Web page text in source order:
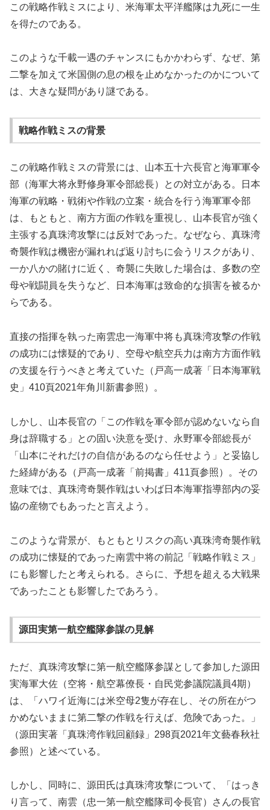
この戦略作戦ミスにより、米海軍太平洋艦隊は九死に一生
を得たのである。
このような千載一遇のチャンスにもかかわらず、なぜ、第
二撃を加えて米国側の息の根を止めなかったのかについて
は、大きな疑問があり謎である。
戦略作戦ミスの背景
この戦略作戦ミスの背景には、山本五十六長官と海軍軍令
部（海軍大将永野修身軍令部総長）との対立がある。日本
海軍の戦略・戦術や作戦の立案・統合を行う海軍軍令部
は、もともと、南方方面の作戦を重視し、山本長官が強く
主張する真珠湾攻撃には反対であった。なぜなら、真珠湾
奇襲作戦は機密が漏れれば返り討ちに会うリスクがあり、
一か八かの賭けに近く、奇襲に失敗した場合は、多数の空
母や戦闘員を失うなど、日本海軍は致命的な損害を被るか
らである。
直接の指揮を執った南雲忠一海軍中将も真珠湾攻撃の作戦
の成功には懐疑的であり、空母や航空兵力は南方方面作戦
の支援を行うべきと考えていた（戸高一成著「日本海軍戦
史」410頁2021年角川新書参照）。
しかし、山本長官の「この作戦を軍令部が認めないなら自
身は辞職する」との固い決意を受け、永野軍令部総長が
「山本にそれだけの自信があるのなら任せよう」と妥協し
た経緯がある（戸高一成著「前掲書」411頁参照）。その
意味では、真珠湾奇襲作戦はいわば日本海軍指導部内の妥
協の産物でもあったと言えよう。
このような背景が、もともとリスクの高い真珠湾奇襲作戦
の成功に懐疑的であった南雲中将の前記「戦略作戦ミス」
にも影響したと考えられる。さらに、予想を超える大戦果
であったことも影響したであろう。
源田実第一航空艦隊参謀の見解
ただ、真珠湾攻撃に第一航空艦隊参謀として参加した源田
実海軍大佐（空将・航空幕僚長・自民党参議院議員4期）
は、「ハワイ近海には米空母2隻が存在し、その所在がつ
かめないままに第二撃の作戦を行えば、危険であった。」
（源田実著「真珠湾作戦回顧録」298頁2021年文藝春秋社
参照）と述べている。
しかし、同時に、源田氏は真珠湾攻撃について、「はっき
り言って、南雲（忠一第一航空艦隊司令長官）さんの長官